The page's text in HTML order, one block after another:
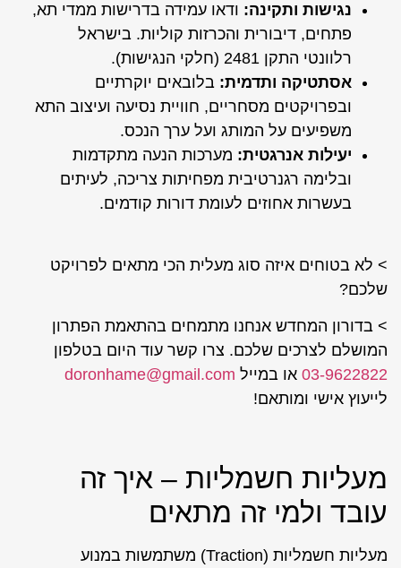
נגישות ותקינה: ודאו עמידה בדרישות ממדי תא,
פתחים, דיבורית והכרזות קוליות. בישראל
רלוונטי התקן 2481 (חלקי הנגישות).
אסתטיקה ותדמית: בלובאים יוקרתיים
ובפרויקטים מסחריים, חוויית נסיעה ועיצוב התא
משפיעים על המותג ועל ערך הנכס.
יעילות אנרגטית: מערכות הנעה מתקדמות
ובלימה רגנרטיבית מפחיתות צריכה, לעיתים
בעשרות אחוזים לעומת דורות קודמים.
> לא בטוחים איזה סוג מעלית הכי מתאים לפרויקט
שלכם?
> בדורון המחדש אנחנו מתמחים בהתאמת הפתרון
המושלם לצרכים שלכם. צרו קשר עוד היום בטלפון
03-9622822 או במייל doronhame@gmail.com
לייעוץ אישי ומותאם!
מעליות חשמליות – איך זה
עובד ולמי זה מתאים
מעליות חשמליות (Traction) משתמשות במנוע